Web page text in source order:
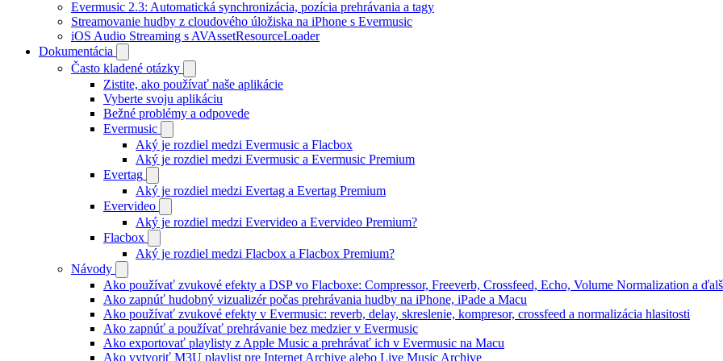
Evermusic 2.3: Automatická synchronizácia, pozícia prehrávania a tagy
Streamovanie hudby z cloudového úložiska na iPhone s Evermusic
iOS Audio Streaming s AVAssetResourceLoader
Dokumentácia
Často kladené otázky
Zistite, ako používať naše aplikácie
Vyberte svoju aplikáciu
Bežné problémy a odpovede
Evermusic
Aký je rozdiel medzi Evermusic a Flacbox
Aký je rozdiel medzi Evermusic a Evermusic Premium
Evertag
Aký je rozdiel medzi Evertag a Evertag Premium
Evervideo
Aký je rozdiel medzi Evervideo a Evervideo Premium?
Flacbox
Aký je rozdiel medzi Flacbox a Flacbox Premium?
Návody
Ako používať zvukové efekty a DSP vo Flacboxe: Compressor, Freeverb, Crossfeed, Echo, Volume Normalization a
Ako zapnúť hudobný vizualizér počas prehrávania hudby na iPhone, iPade a Macu
Ako používať zvukové efekty v Evermusic: reverb, delay, skreslenie, kompresor, crossfeed a normalizácia hlasitosti
Ako zapnúť a používať prehrávanie bez medzier v Evermusic
Ako exportovať playlisty z Apple Music a prehrávať ich v Evermusic na Macu
Ako vytvoriť M3U playlist pre Internet Archive alebo Live Music Archive